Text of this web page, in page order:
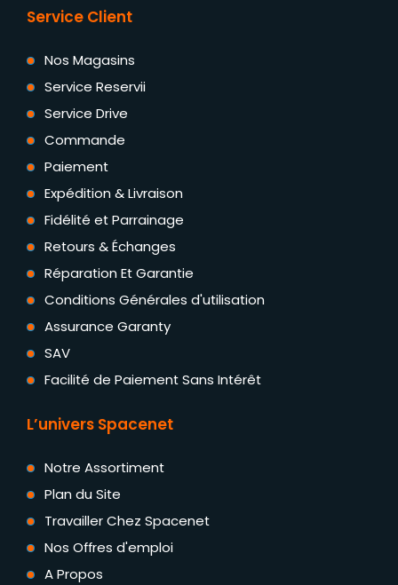
Service Client
Nos Magasins
Service Reservii
Service Drive
Commande
Paiement
Expédition & Livraison
Fidélité et Parrainage
Retours & Échanges
Réparation Et Garantie
Conditions Générales d'utilisation
Assurance Garanty
SAV
Facilité de Paiement Sans Intérêt
L’univers Spacenet
Notre Assortiment
Plan du Site
Travailler Chez Spacenet
Nos Offres d'emploi
A Propos